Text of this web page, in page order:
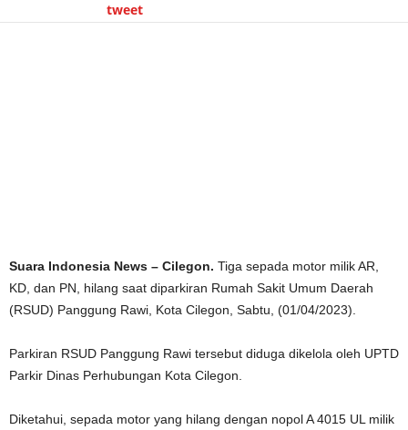
tweet
Suara Indonesia News – Cilegon. Tiga sepada motor milik AR,
KD, dan PN, hilang saat diparkiran Rumah Sakit Umum Daerah
(RSUD) Panggung Rawi, Kota Cilegon, Sabtu, (01/04/2023).
Parkiran RSUD Panggung Rawi tersebut diduga dikelola oleh UPTD
Parkir Dinas Perhubungan Kota Cilegon.
Diketahui, sepada motor yang hilang dengan nopol A 4015 UL milik